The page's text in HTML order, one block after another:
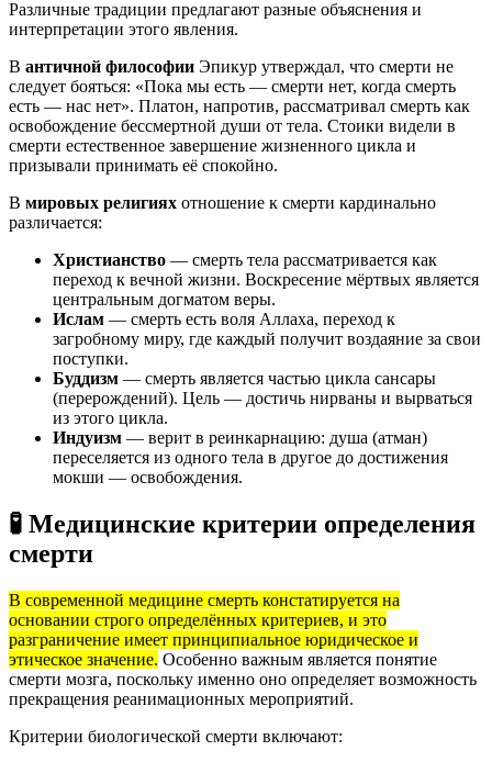
Различные традиции предлагают разные объяснения и
интерпретации этого явления.
В античной философии Эпикур утверждал, что смерти не
следует бояться: «Пока мы есть — смерти нет, когда смерть
есть — нас нет». Платон, напротив, рассматривал смерть как
освобождение бессмертной души от тела. Стоики видели в
смерти естественное завершение жизненного цикла и
призывали принимать её спокойно.
В мировых религиях отношение к смерти кардинально
различается:
Христианство — смерть тела рассматривается как
переход к вечной жизни. Воскресение мёртвых является
центральным догматом веры.
Ислам — смерть есть воля Аллаха, переход к
загробному миру, где каждый получит воздаяние за свои
поступки.
Буддизм — смерть является частью цикла сансары
(перерождений). Цель — достичь нирваны и вырваться
из этого цикла.
Индуизм — верит в реинкарнацию: душа (атман)
переселяется из одного тела в другое до достижения
мокши — освобождения.
🧪 Медицинские критерии определения
смерти
В современной медицине смерть констатируется на
основании строго определённых критериев, и это
разграничение имеет принципиальное юридическое и
этическое значение. Особенно важным является понятие
смерти мозга, поскольку именно оно определяет возможность
прекращения реанимационных мероприятий.
Критерии биологической смерти включают: